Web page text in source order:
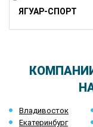
ЯГУАР-СПОРТ
Владивосток
Екатеринбург